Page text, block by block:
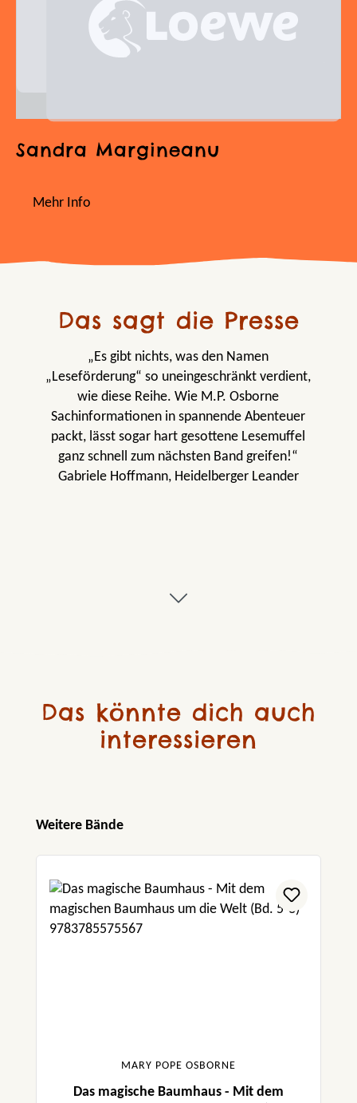
Sandra Margineanu
Mehr Info
Das sagt die Presse
„Es gibt nichts, was den Namen
„Leseförderung“ so uneingeschränkt verdient,
wie diese Reihe. Wie M.P. Osborne
Sachinformationen in spannende Abenteuer
packt, lässt sogar hart gesottene Lesemuffel
ganz schnell zum nächsten Band greifen!“
Gabriele Hoffmann, Heidelberger Leander
Das könnte dich auch
interessieren
Produktgalerie überspringen
Weitere Bände
MARY POPE OSBORNE
Das magische Baumhaus - Mit dem